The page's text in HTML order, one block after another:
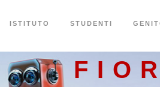
ISTITUTO STUDENTI